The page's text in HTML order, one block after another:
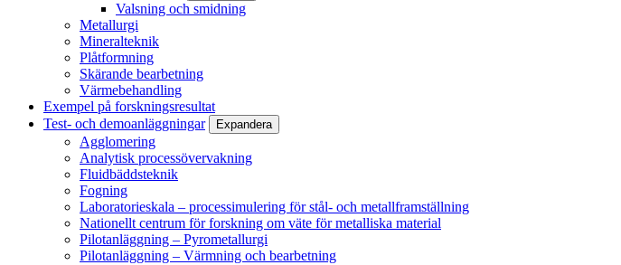
Valsning och smidning
Metallurgi
Mineralteknik
Plåtformning
Skärande bearbetning
Värmebehandling
Exempel på forskningsresultat
Test- och demoanläggningar
Expandera
Agglomering
Analytisk processövervakning
Fluidbäddsteknik
Fogning
Laboratorieskala – processimulering för stål- och metallframställning
Nationellt centrum för forskning om väte för metalliska material
Pilotanläggning – Pyrometallurgi
Pilotanläggning – Värmning och bearbetning